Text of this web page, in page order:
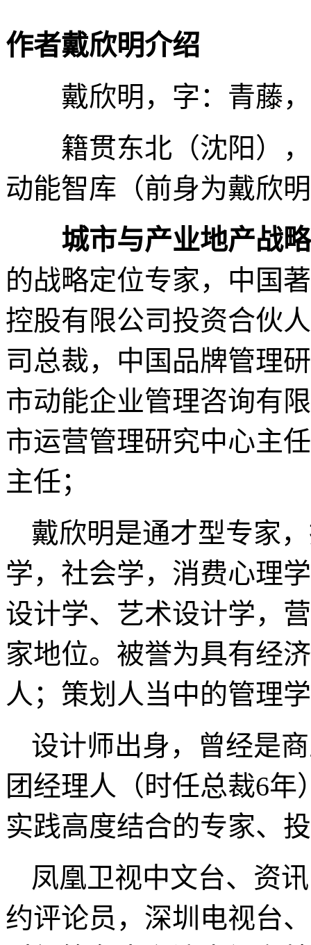
作者戴欣明介绍
戴欣明，字：青藤，
籍贯东北（沈阳），
动能智库（前身为戴欣
城市与产业地产战
的战略定位专家，中国
控股有限公司投资合伙
司总裁，中国品牌管理
市动能企业管理咨询有
市运营管理研究中心主
主任；
戴欣明是通才型专家
学，社会学，消费心理
设计学、艺术设计学，
家地位。被誉为具有经
人；策划人当中的管理
设计师出身，曾经是
团经理人（时任总裁6年
实践高度结合的专家、
凤凰卫视中文台、资
约评论员，深圳电视台